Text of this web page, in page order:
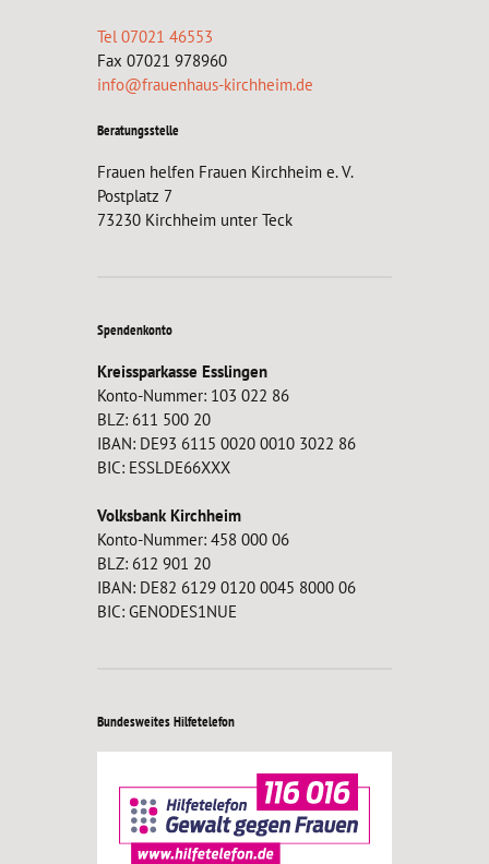
Tel 07021 46553
Fax 07021 978960
info@frauenhaus-kirchheim.de
Beratungsstelle
Frauen helfen Frauen Kirchheim e. V.
Postplatz 7
73230 Kirchheim unter Teck
Spendenkonto
Kreissparkasse Esslingen
Konto-Nummer: 103 022 86
BLZ: 611 500 20
IBAN: DE93 6115 0020 0010 3022 86
BIC: ESSLDE66XXX
Volksbank Kirchheim
Konto-Nummer: 458 000 06
BLZ: 612 901 20
IBAN: DE82 6129 0120 0045 8000 06
BIC: GENODES1NUE
Bundesweites Hilfetelefon